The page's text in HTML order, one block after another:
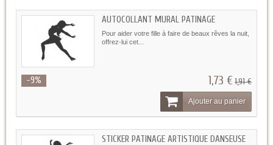
AUTOCOLLANT MURAL PATINAGE
Pour aider votre fille à faire de beaux rêves la nuit,
offrez-lui cet...
-9% 1,73 €1,91 €
Ajouter au panier
STICKER PATINAGE ARTISTIQUE DANSEUSE